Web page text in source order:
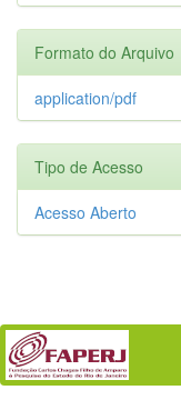
Formato do Arquivo
application/pdf
Tipo de Acesso
Acesso Aberto